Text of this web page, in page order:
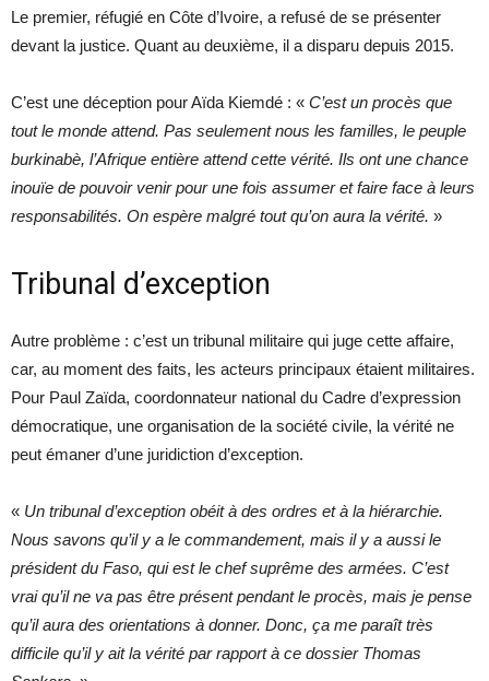
Le premier, réfugié en Côte d’Ivoire, a refusé de se présenter
devant la justice. Quant au deuxième, il a disparu depuis 2015.
C’est une déception pour Aïda Kiemdé : « C’est un procès que
tout le monde attend. Pas seulement nous les familles, le peuple
burkinabè, l’Afrique entière attend cette vérité. Ils ont une chance
inouïe de pouvoir venir pour une fois assumer et faire face à leurs
responsabilités. On espère malgré tout qu’on aura la vérité. »
Tribunal d’exception
Autre problème : c’est un tribunal militaire qui juge cette affaire,
car, au moment des faits, les acteurs principaux étaient militaires.
Pour Paul Zaïda, coordonnateur national du Cadre d’expression
démocratique, une organisation de la société civile, la vérité ne
peut émaner d’une juridiction d’exception.
« Un tribunal d’exception obéit à des ordres et à la hiérarchie.
Nous savons qu’il y a le commandement, mais il y a aussi le
président du Faso, qui est le chef suprême des armées. C’est
vrai qu’il ne va pas être présent pendant le procès, mais je pense
qu’il aura des orientations à donner. Donc, ça me paraît très
difficile qu’il y ait la vérité par rapport à ce dossier Thomas